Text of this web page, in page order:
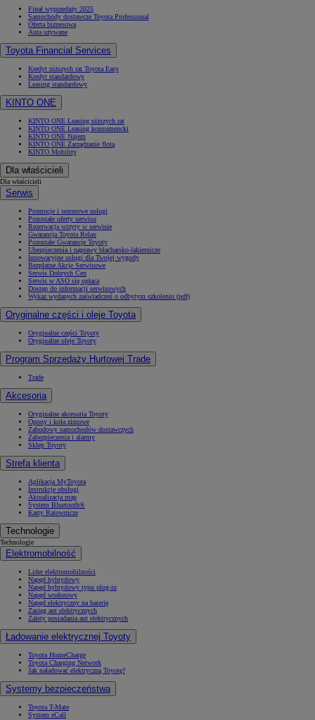
Finał wyprzedaży 2025
Samochody dostawcze Toyota Professional
Oferta biznesowa
Auta używane
Toyota Financial Services
Kredyt niższych rat Toyota Easy
Kredyt standardowy
Leasing standardowy
KINTO ONE
KINTO ONE Leasing niższych rat
KINTO ONE Leasing konsumencki
KINTO ONE Najem
KINTO ONE Zarządzanie flotą
KINTO Mobility
Dla właścicieli
Dla właścicieli
Serwis
Promocje i sezonowe usługi
Pozostałe oferty serwisu
Rezerwacja wizyty w serwisie
Gwarancja Toyota Relax
Pozostałe Gwarancje Toyoty
Ubezpieczenia i naprawy blacharsko-lakiernicze
Innowacyjne usługi dla Twojej wygody
Bezpłatne Akcje Serwisowe
Serwis Dobrych Cen
Serwis w ASO się opłaca
Dostęp do informacji serwisowych
Wykaz wydanych zaświadczeń o odbytym szkoleniu (pdf)
Oryginalne części i oleje Toyota
Oryginalne części Toyoty
Oryginalne oleje Toyoty
Program Sprzedaży Hurtowej Trade
Trade
Akcesoria
Oryginalne akcesoria Toyoty
Opony i koła zimowe
Zabudowy samochodów dostawczych
Zabezpieczenia i alarmy
Sklep Toyoty
Strefa klienta
Aplikacja MyToyota
Instrukcje obsługi
Aktualizacja map
System Bluetooth®
Karty Ratownicze
Technologie
Technologie
Elektromobilność
Lider elektromobilności
Napęd hybrydowy
Napęd hybrydowy typu plug-in
Napęd wodorowy
Napęd elektryczny na baterię
Zasięg aut elektrycznych
Zalety posiadania aut elektrycznych
Ładowanie elektrycznej Toyoty
Toyota HomeCharge
Toyota Charging Network
Jak naładować elektryczną Toyotę?
Systemy bezpieczeństwa
Toyota T-Mate
System eCall